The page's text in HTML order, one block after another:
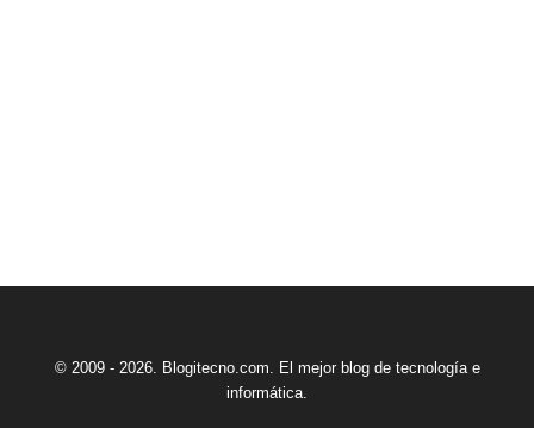
© 2009 - 2026. Blogitecno.com. El mejor blog de tecnología e
informática.